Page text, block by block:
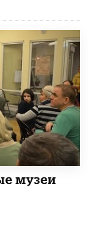
музеи